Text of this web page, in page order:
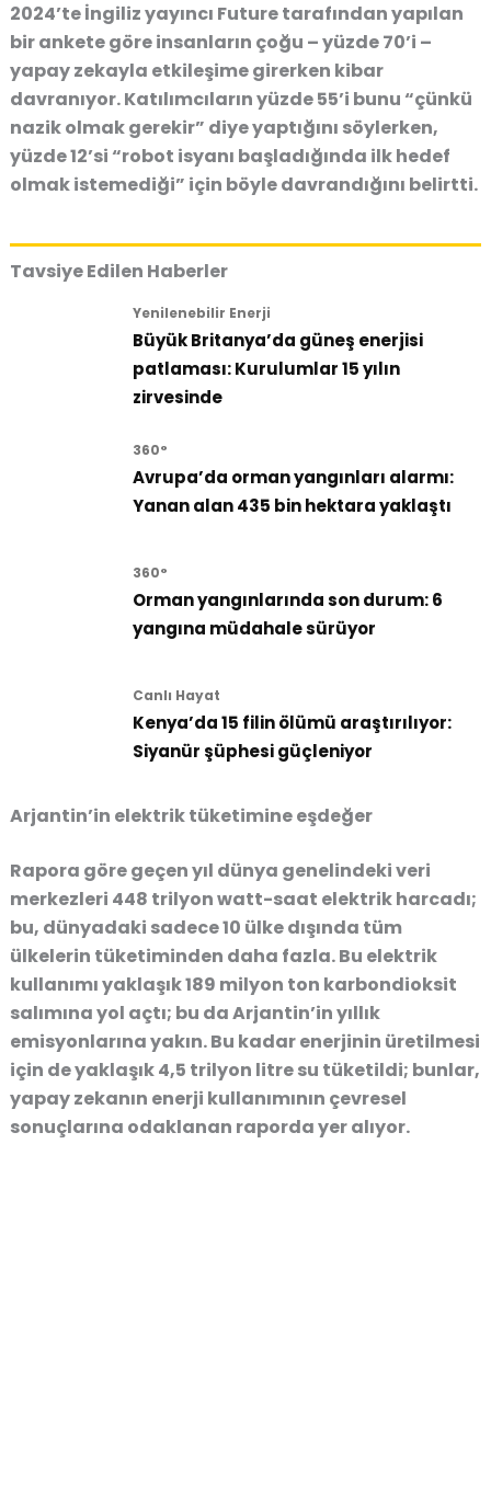
2024’te İngiliz yayıncı Future tarafından yapılan
bir ankete göre insanların çoğu – yüzde 70’i –
yapay zekayla etkileşime girerken kibar
davranıyor. Katılımcıların yüzde 55’i bunu “çünkü
nazik olmak gerekir” diye yaptığını söylerken,
yüzde 12’si “robot isyanı başladığında ilk hedef
olmak istemediği” için böyle davrandığını belirtti.
Tavsiye Edilen Haberler
Yenilenebilir Enerji
Büyük Britanya’da güneş enerjisi
patlaması: Kurulumlar 15 yılın
zirvesinde
360°
Avrupa’da orman yangınları alarmı:
Yanan alan 435 bin hektara yaklaştı
360°
Orman yangınlarında son durum: 6
yangına müdahale sürüyor
Canlı Hayat
Kenya’da 15 filin ölümü araştırılıyor:
Siyanür şüphesi güçleniyor
Arjantin’in elektrik tüketimine eşdeğer
Rapora göre geçen yıl dünya genelindeki veri
merkezleri 448 trilyon watt-saat elektrik harcadı;
bu, dünyadaki sadece 10 ülke dışında tüm
ülkelerin tüketiminden daha fazla. Bu elektrik
kullanımı yaklaşık 189 milyon ton karbondioksit
salımına yol açtı; bu da Arjantin’in yıllık
emisyonlarına yakın. Bu kadar enerjinin üretilmesi
için de yaklaşık 4,5 trilyon litre su tüketildi; bunlar,
yapay zekanın enerji kullanımının çevresel
sonuçlarına odaklanan raporda yer alıyor.